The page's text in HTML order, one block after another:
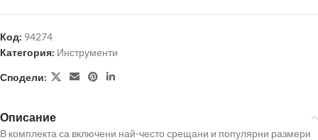
Код: 94274
Категория: Инструменти
Сподели:
Описание
В комплекта са включени най-често срещани и популярни размери